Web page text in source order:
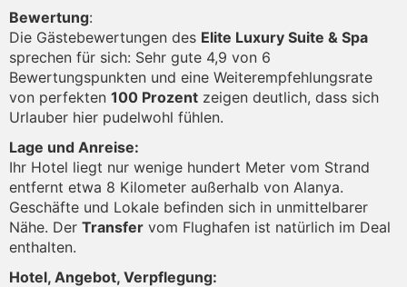
Bewertung:
Die Gästebewertungen des Elite Luxury Suite & Spa
sprechen für sich: Sehr gute 4,9 von 6
Bewertungspunkten und eine Weiterempfehlungsrate
von perfekten 100 Prozent zeigen deutlich, dass sich
Urlauber hier pudelwohl fühlen.
Lage und Anreise:
Ihr Hotel liegt nur wenige hundert Meter vom Strand
entfernt etwa 8 Kilometer außerhalb von Alanya.
Geschäfte und Lokale befinden sich in unmittelbarer
Nähe. Der Transfer vom Flughafen ist natürlich im Deal
enthalten.
Hotel, Angebot, Verpflegung: